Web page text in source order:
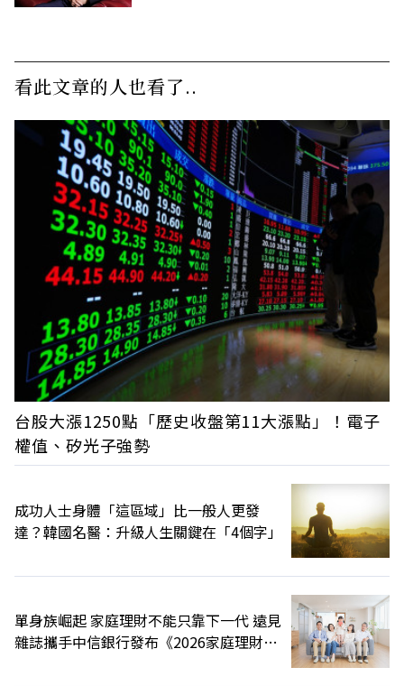
看此文章的人也看了..
台股大漲1250點「歷史收盤第11大漲點」！電子
權值、矽光子強勢
成功人士身體「這區域」比一般人更發
達？韓國名醫：升級人生關鍵在「4個字」
單身族崛起 家庭理財不能只靠下一代 遠見
雜誌攜手中信銀行發布《2026家庭理財暨